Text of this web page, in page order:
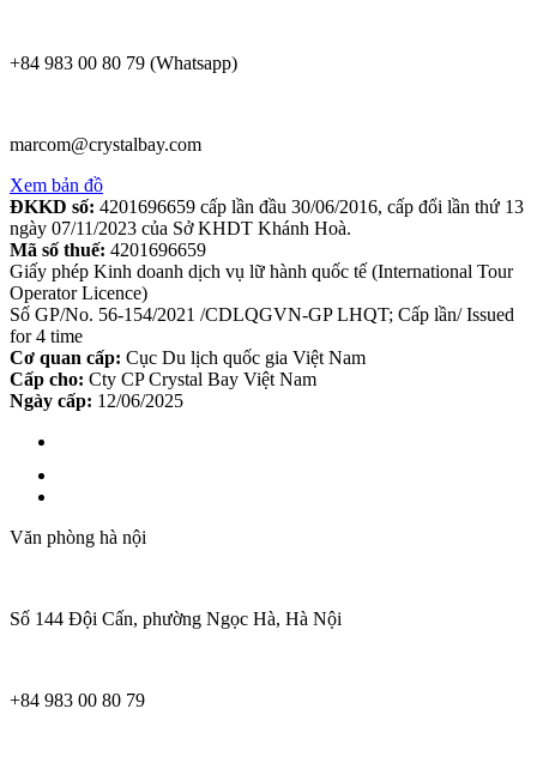
+84 983 00 80 79 (Whatsapp)
marcom@crystalbay.com
Xem bản đồ
ĐKKD số: 4201696659 cấp lần đầu 30/06/2016, cấp đổi lần thứ 13
ngày 07/11/2023 của Sở KHDT Khánh Hoà.
Mã số thuế: 4201696659
Giấy phép Kinh doanh dịch vụ lữ hành quốc tế (International Tour
Operator Licence)
Số GP/No. 56-154/2021 /CDLQGVN-GP LHQT; Cấp lần/ Issued
for 4 time
Cơ quan cấp: Cục Du lịch quốc gia Việt Nam
Cấp cho: Cty CP Crystal Bay Việt Nam
Ngày cấp: 12/06/2025
Văn phòng hà nội
Số 144 Đội Cấn, phường Ngọc Hà, Hà Nội
+84 983 00 80 79